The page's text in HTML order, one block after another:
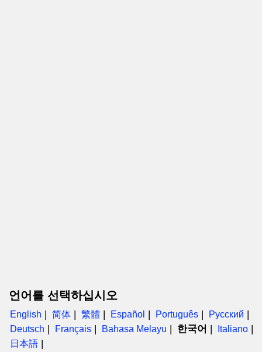
언어를 선택하십시오
English 简体 繁體 Español Português
Русский
Deutsch
Français Bahasa Melayu 한국어
Italiano
日本語